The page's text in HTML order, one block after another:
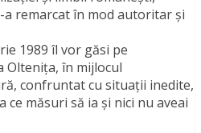
remarcat în mod autoritar şi
1989 îl vor găsi pe
Olteniţa, în mijlocul
confruntat cu situaţii inedite,
ce măsuri să ia şi nici nu aveai